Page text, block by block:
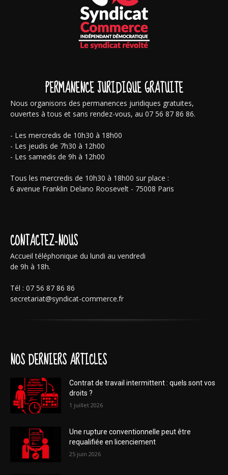
PERMANENCE JURIDIQUE GRATUITE
Nous organisons des permanences juridiques gratuites,
ouvertes à tous et sans rendez-vous, au 07 56 87 86 86.
- Les mercredis de 10h30 à 18h00
- Les jeudis de 7h30 à 12h00
- Les samedis de 9h à 12h00
Tous les mercredis de 10h30 à 18h00 sur place :
6 avenue Franklin Delano Roosevelt - 75008 Paris
CONTACTEZ-NOUS
Accueil téléphonique du lundi au vendredi
de 9h à 18h.
Tél : 07 56 87 86 86
secretariat@syndicat-commerce.fr
NOS DERNIERS ARTICLES
Contrat de travail intermittent : quels sont vos
droits ?
1 juillet 2026
Une rupture conventionnelle peut être
requalifiée en licenciement
25 juin 2026